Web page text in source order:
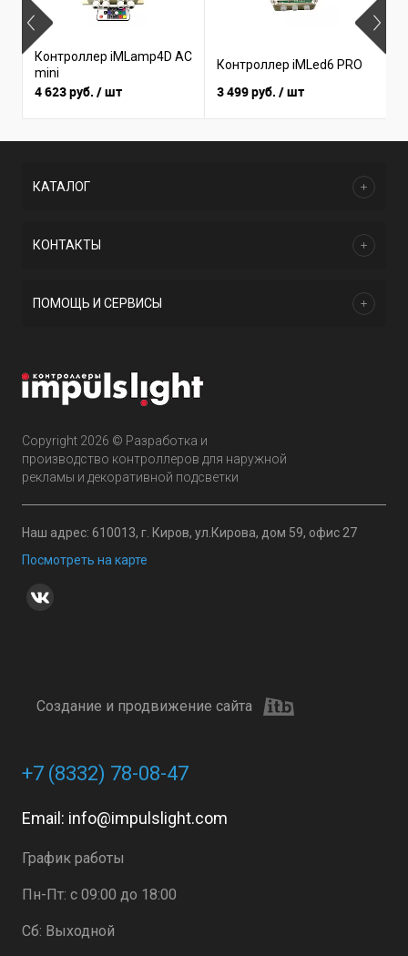
Контроллер iMLamp4D AC
mini
4 623 руб. / шт
Контроллер iMLed6 PRO
3 499 руб. / шт
Copyright 2026 © Разработка и
производство контроллеров для наружной
рекламы и декоративной подсветки
Наш адрес: 610013, г. Киров, ул.Кирова, дом 59, офис 27
Посмотреть на карте
Создание и продвижение сайта
КАТАЛОГ
КОНТАКТЫ
ПОМОЩЬ И СЕРВИСЫ
+7 (8332) 78-08-47
Email: info@impulslight.com
График работы
Пн-Пт: с 09:00 до 18:00
Сб: Выходной